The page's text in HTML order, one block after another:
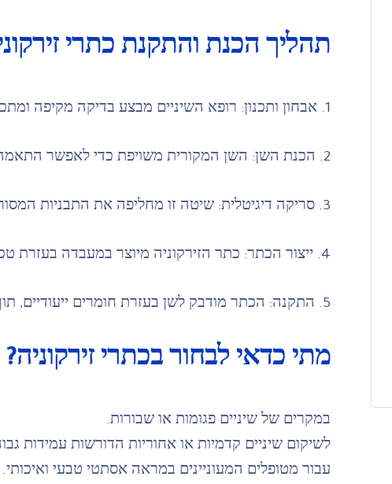
תהליך הכנת והתקנת כתרי
1. אבחון ותכנון: רופא השיניים מבצע בדיקה מקיפה ומתכנן את הכתר בהתאמה למבנה השן והלסת.
2. הכנת השן: השן המקורית משויפת כדי לאפשר התאמה מדויקת לכתר.
3. סריקה דיגיטלית: שיטה זו מחליפה את התבניות המסורתיות ומבטיחה התאמה מדויקת.
4. ייצור הכתר: כתר הזירקוניה מיוצר במעבדה בעזרת טכנולוגיות מתקדמות כמו CAD/CAM.
5. התקנה: הכתר מודבק לשן בעזרת חומרים ייעודיים, תוך שמירה על יציבות ואסתטיקה.
מתי כדאי לבחור בכתרי זירקוניה?
במקרים של שיניים פגומות או שבורות.
לשיקום שיניים קדמיות או אחוריות הדורשות עמידות
עבור מטופלים המעוניינים במראה אסתטי טבעי ואיכותי.